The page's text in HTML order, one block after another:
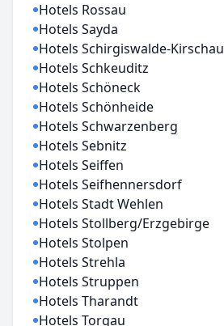
Hotels Rossau
Hotels Sayda
Hotels Schirgiswalde-Kirschau
Hotels Schkeuditz
Hotels Schöneck
Hotels Schönheide
Hotels Schwarzenberg
Hotels Sebnitz
Hotels Seiffen
Hotels Seifhennersdorf
Hotels Stadt Wehlen
Hotels Stollberg/Erzgebirge
Hotels Stolpen
Hotels Strehla
Hotels Struppen
Hotels Tharandt
Hotels Torgau